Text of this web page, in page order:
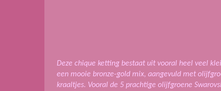
Deze chique ketting bestaat uit vooral heel veel
een mooie bronze-gold mix, aangevuld met
kraaltjes. Vooral de 5 prachtige olijfgroene